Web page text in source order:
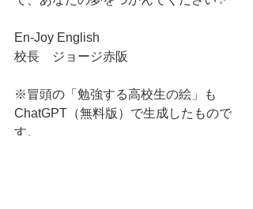
En-Joy English
校長　ジョージ赤阪
※冒頭の「勉強する高校生の絵」も
ChatGPT（無料版）で生成したもので
す。